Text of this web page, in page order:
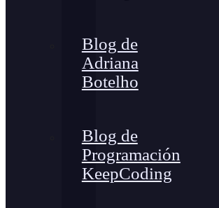
Blog de
Adriana
Botelho
Blog de
Programación
KeepCoding